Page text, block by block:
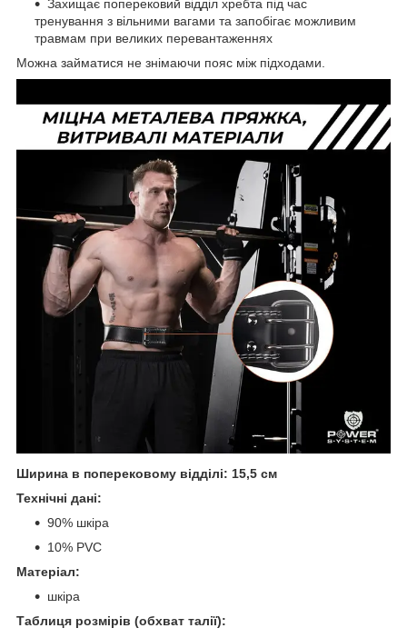
Захищає поперековий відділ хребта під час
тренування з вільними вагами та запобігає можливим
травмам при великих перевантаженнях
Можна займатися не знімаючи пояс між підходами.
Ширина в поперековому відділі: 15,5 см
Технічні дані:
90% шкіра
10% PVC
Матеріал:
шкіра
Таблиця розмірів (обхват талії):